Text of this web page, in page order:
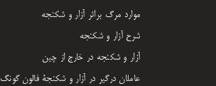
موارد مرگ براثر آزار و شکنجه
شرح آزار و شکنجه
آزار و شکنجه در خارج از چین
عاملان درگیر در آزار و شکنجۀ فالون گونگ